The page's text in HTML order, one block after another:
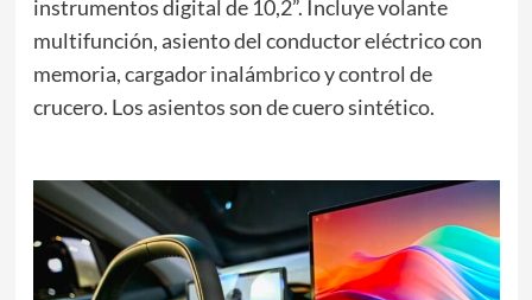
instrumentos digital de 10,2”. Incluye volante
multifunción, asiento del conductor eléctrico con
memoria, cargador inalámbrico y control de
crucero. Los asientos son de cuero sintético.